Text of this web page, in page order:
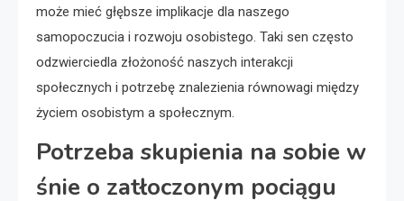
może mieć głębsze implikacje dla naszego
samopoczucia i rozwoju osobistego. Taki sen często
odzwierciedla złożoność naszych interakcji
społecznych i potrzebę znalezienia równowagi między
życiem osobistym a społecznym.
Potrzeba skupienia na sobie w
śnie o zatłoczonym pociągu